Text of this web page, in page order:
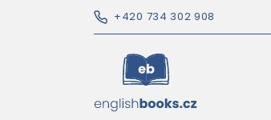
+420 734 302 908